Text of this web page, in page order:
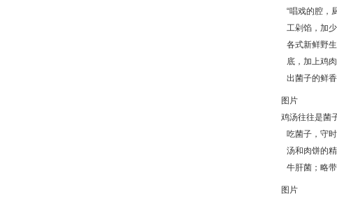
“唱戏的腔，
工剁馅，加
各式新鲜野
底，加上鸡
出菌子的鲜
图片
鸡汤往往是菌
吃菌子，守
汤和肉饼的
牛肝菌；略
图片